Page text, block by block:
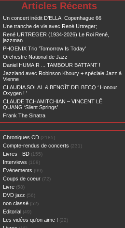
Articles Récents
Un concert inédit D’ELLA, Copenhague 66
Une tranche de vie avec René Urtreger;
René URTREGER (1934-2026) Le Roi René,
jazzman
PHOENIX Trio ’Tomorrow Is Today’
Orchestre National de Jazz
Daniel HUMAIR ... TAMBOUR BATTANT !
Jazzland avec Robinson Khoury + spéciale Jazz à
Vienne
CLAUDIA SOLAL & BENOÎT DELBECQ ‘ Honour
Oxygen ! ’
CLAUDE TCHAMITCHIAN – VINCENT LÊ
QUANG ‘Silent Springs’
Frank The Sinatra
Chroniques CD (2185)
Compte-rendus de concerts (231)
Livres - BD (155)
Interviews (109)
Evènements (99)
Coups de coeur (72)
Livre (58)
DVD jazz (56)
non classé (52)
Editorial (49)
Les vidéos qu'on aime ! (22)